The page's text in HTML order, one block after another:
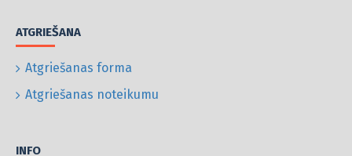
ATGRIEŠANA
Atgriešanas forma
Atgriešanas noteikumu
INFO